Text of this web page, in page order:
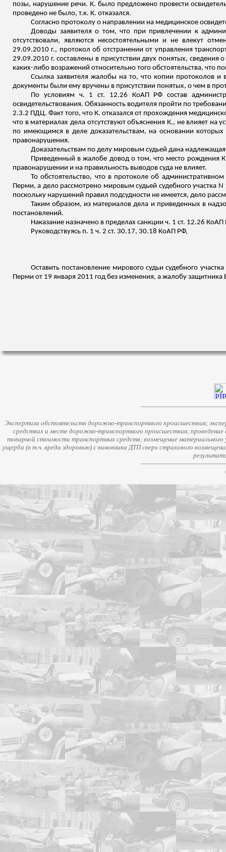
позы, нарушение речи. К. было предложено провести
проведено не было, т.к. К. отказался.
Согласно протоколу о направлении на медицинское
Доводы заявителя о том, что при привлечении к
отсутствовали, являются несостоятельными и не влекут
29.09.2010 г., протокол об отстранении от управления
29.09.2010 г. составлены в присутствии двух понятых,
каких-либо возражений относительно того обстоятельства, что
Ссылка заявителя жалобы на то, что копии протоколов и
документы были ему вручены в присутствии понятых, о чем в
По условиям ч. 1 ст. 12.26 КоАП РФ состав
освидетельствования. Обязанность водителя пройти по
2.3.2 ПДЦ. Факт того, что К. отказался от прохождения
что в материалах дела отсутствуют объяснения К., не влияет
по имеющимся в деле доказательствам, на основании
правонарушения.
Доказательствам по делу мировым судьей дана
Приведенный в жалобе довод о том, что место рождения
правонарушении и на правильность выводов суда не влияет.
То обстоятельство, что в протоколе об
Перми, а дело рассмотрено мировым судьей судебного участка
поскольку нарушений правил подсудности не имеется, дело
Таким образом, из материалов дела и приведенных в
постановлений.
Наказание назначено в пределах санкции ч. 1 ст. 12.26
Руководствуясь п. 1 ч. 2 ст. 30.17, 30.18 КоАП РФ,
Оставить постановление мирового судьи судебного
Перми от 19 января 2011 год без изменения, а жалобу защитника
Экспертиза обстоятельств дорожно-транспортного происшествия;
средствах и месте дорожно-транспортного происшествия;
товарной стоимости транспортных средств; возмещение
ущерба (в т.ч. вреда здоровью) с виновника ДТП сверх страхового